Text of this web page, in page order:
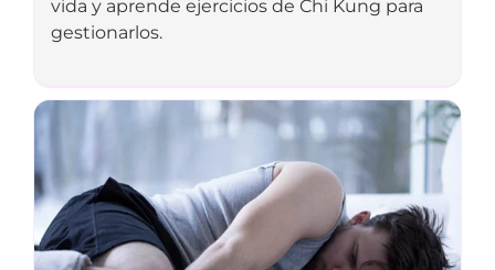
vida y aprende ejercicios de Chi Kung para
gestionarlos.